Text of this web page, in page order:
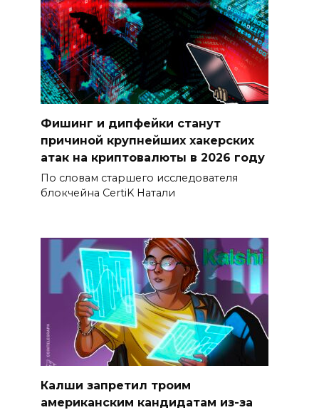
Фишинг и дипфейки станут
причиной крупнейших хакерских
атак на криптовалюты в 2026 году
По словам старшего исследователя
блокчейна CertiK Натали
Калши запретил троим
американским кандидатам из-за